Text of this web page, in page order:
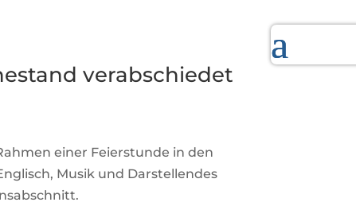
verabschiedet
einer Feierstunde in den
Musik und Darstellendes